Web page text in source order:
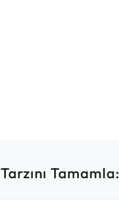
Tarzını Tamamla: